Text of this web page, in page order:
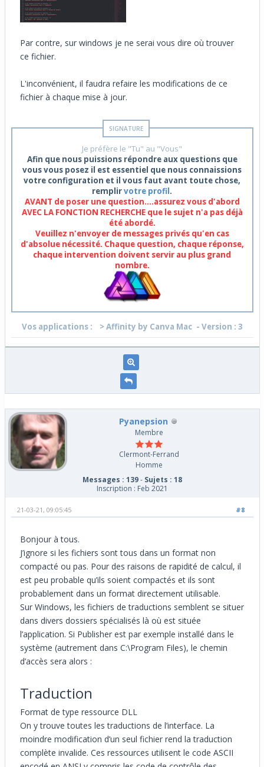
Par contre, sur windows je ne serai vous dire où trouver
ce fichier.
L'inconvénient, il faudra refaire les modifications de ce
fichier à chaque mise à jour.
Je préfère le "Tu" au "Vous"
Afin que nous puissions répondre aux questions que
vous vous posez il est essentiel que nous connaissions
votre configuration et il vous faut avant toute chose,
remplirvotre profil .
AVANT de poser une question....assurez vous d'abord
AVEC LA FONCTION RECHERCHE que le sujet n'a pas déjà
été abordé.
Veuillez n'envoyer de messages privés qu'en cas
d'absolue nécessité. Chaque question, chaque réponse,
chaque intervention doivent servir au plus grand
nombre.
Vos applications : > Affinity by Canva Mac - Version : 3
Pyanepsion
Membre
Clermont-Ferrand
Homme
Messages : 139- Sujets : 18
Inscription : Feb 2021
#8
21-03-21, 09:05:45
Bonjour à tous.
J’ignore si les fichiers sont tous dans un format non
compacté ou pas. Pour des raisons de rapidité de calcul, il
est peu probable qu’ils soient compactés et ils sont
probablement dans un format directement utilisable.
Sur Windows, les fichiers de traductions semblent se situer
dans divers dossiers spécialisés là où est située
l’application. Si Publisher est par exemple installé dans le
système (autrement dans C:\Program Files), le chemin
d’accès sera alors :
Traduction
Format de type ressource DLL
On y trouve toutes les traductions de l’interface. La
moindre modification d’un seul fichier rend la traduction
complète invalide. Ces ressources utilisent le code ASCII